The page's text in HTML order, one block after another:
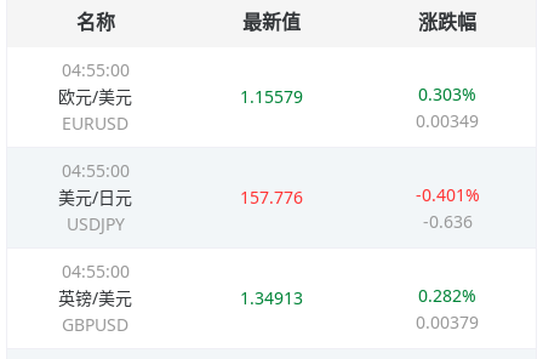
名称 最新值 涨跌幅
04:55:00
欧元/美元
EURUSD
1.15579
0.303%
0.00349
04:55:00
美元/日元
USDJPY
157.776
-0.401%
-0.636
04:55:00
英镑/美元
GBPUSD
1.34913
0.282%
0.00379